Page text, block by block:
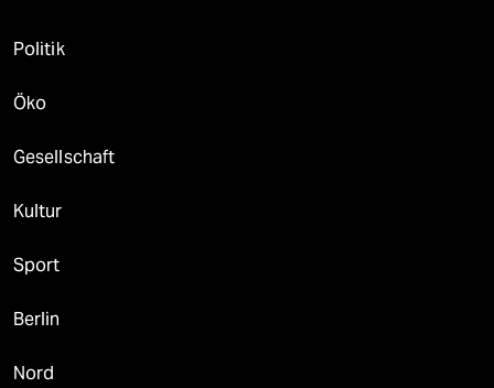
Politik
Öko
Gesellschaft
Kultur
Sport
Berlin
Nord